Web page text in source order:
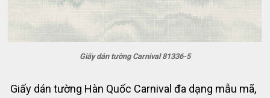
Giấy dán tường Carnival 81336-5
Giấy dán tường Hàn Quốc Carnival đa dạng mẫu mã,